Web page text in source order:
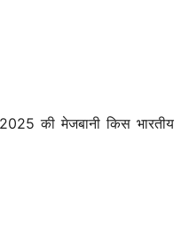
की मेजबानी किस भारतीय